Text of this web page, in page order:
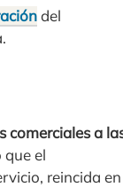
del
comerciales a
que el
reincida en